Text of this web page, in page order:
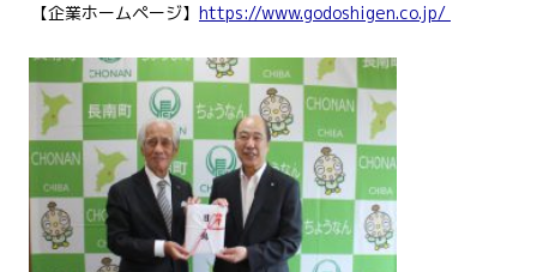
【企業ホームページ】 https://www.godoshigen.co.jp/